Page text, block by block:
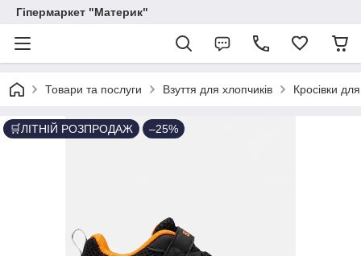
Гіпермаркет "Материк"
Товари та послуги Взуття для хлопчиків Кросівки
🛒ЛІТНІЙ РОЗПРОДАЖ –25%